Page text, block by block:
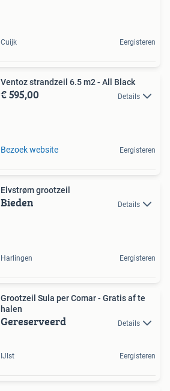
Cuijk Eergisteren
Ventoz strandzeil 6.5 m2 - All Black
€ 595,00 Details
Bezoek website Eergisteren
Elvstrøm grootzeil
Bieden Details
Harlingen Eergisteren
Grootzeil Sula per Comar - Gratis af te
halen
Gereserveerd Details
IJlst Eergisteren